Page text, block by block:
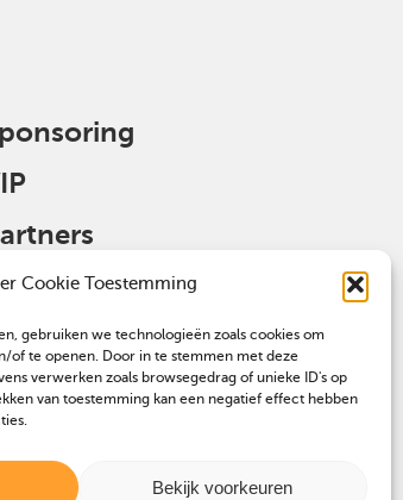
Cookie Toestemming
gebruiken we technologieën zoals cookies om
of te openen. Door in te stemmen met deze
verwerken zoals browsegedrag of unieke ID's op
van toestemming kan een negatief effect hebben
Bekijk voorkeuren
aanmelden